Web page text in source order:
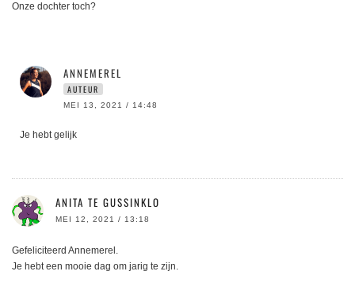
Onze dochter toch?
ANNEMEREL
AUTEUR
MEI 13, 2021 / 14:48
Je hebt gelijk
ANITA TE GUSSINKLO
MEI 12, 2021 / 13:18
Gefeliciteerd Annemerel.
Je hebt een mooie dag om jarig te zijn.